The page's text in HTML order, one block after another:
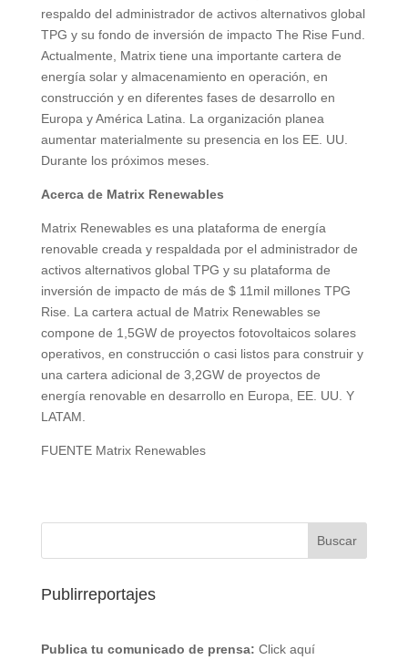
respaldo del administrador de activos alternativos global
TPG y su fondo de inversión de impacto The Rise Fund.
Actualmente, Matrix tiene una importante cartera de
energía solar y almacenamiento en operación, en
construcción y en diferentes fases de desarrollo en
Europa y América Latina. La organización planea
aumentar materialmente su presencia en los EE. UU.
Durante los próximos meses.
Acerca de Matrix Renewables
Matrix Renewables es una plataforma de energía
renovable creada y respaldada por el administrador de
activos alternativos global TPG y su plataforma de
inversión de impacto de más de $ 11mil millones TPG
Rise. La cartera actual de Matrix Renewables se
compone de 1,5GW de proyectos fotovoltaicos solares
operativos, en construcción o casi listos para construir y
una cartera adicional de 3,2GW de proyectos de
energía renovable en desarrollo en Europa, EE. UU. Y
LATAM.
FUENTE Matrix Renewables
Publirreportajes
Publica tu comunicado de prensa: Click aquí